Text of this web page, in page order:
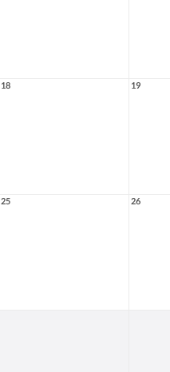
18 19
25 26